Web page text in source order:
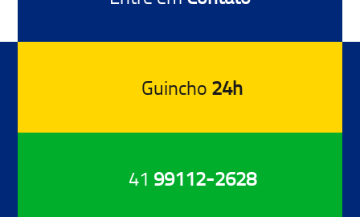
Guincho 24h
41 99112-2628